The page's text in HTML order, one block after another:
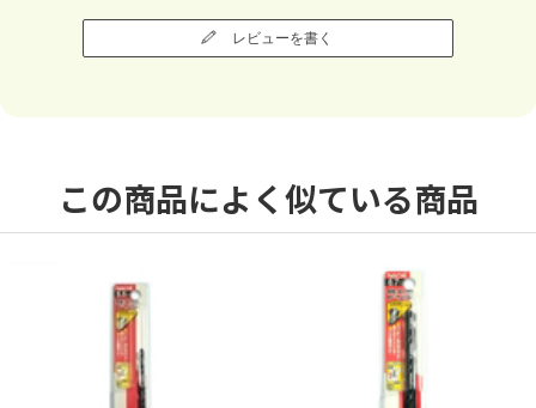
レビューを書く
この商品によく似ている商品